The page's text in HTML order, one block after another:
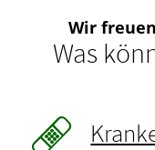
Wir
Was